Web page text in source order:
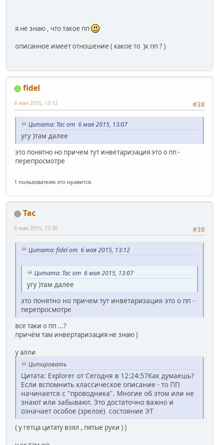
я не знаю , что такое пп
описанное имеет отношение ( какое то )к пп ? )
fidel
#38
6 мая 2015, 13:12
Цитата: Tac от 6 мая 2015, 13:07
угу )там далее
это понятно но причем тут инветаризация это о пп -
перепросмотре
1 пользователю это нравится.
Tac
#39
6 мая 2015, 13:30
Цитата: fidel от 6 мая 2015, 13:12
Цитата: Tac от 6 мая 2015, 13:07
угу )там далее
это понятно но причем тут инветаризация это о пп -
перепросмотре
все таки о пп ...?
причём там инвертаризация не знаю )
у алли
Цитировать
Цитата: Explorer от Сегодня в 12:24:57Как думаешь?
Если вспомнить классическое описание - то ПП
начинается с "проводника". Многие об этом или не
знают или забывают. Это достаточно важно и
означает особое (зрелое) состояние ЭТ
( у гетца цитату взял , пятые руки ) )